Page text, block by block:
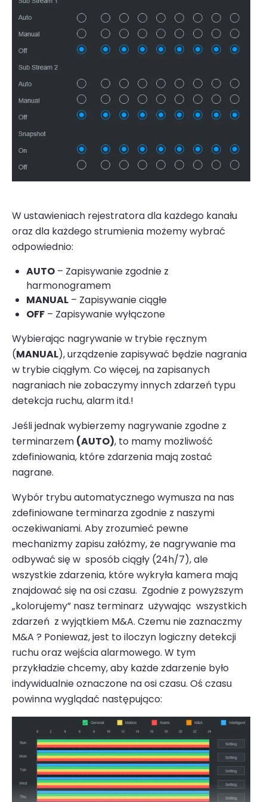
W ustawieniach rejestratora dla każdego kanału
oraz dla każdego strumienia możemy wybrać
odpowiednio:
AUTO – Zapisywanie zgodnie z
harmonogramem
MANUAL – Zapisywanie ciągłe
OFF – Zapisywanie wyłączone
Wybierając nagrywanie w trybie ręcznym
(MANUAL), urządzenie zapisywać będzie nagrania
w trybie ciągłym. Co więcej, na zapisanych
nagraniach nie zobaczymy innych zdarzeń typu
detekcja ruchu, alarm itd.!
Jeśli jednak wybierzemy nagrywanie zgodne z
terminarzem (AUTO), to mamy możliwość
zdefiniowania, które zdarzenia mają zostać
nagrane.
Wybór trybu automatycznego wymusza na nas
zdefiniowane terminarza zgodnie z naszymi
oczekiwaniami. Aby zrozumieć pewne
mechanizmy zapisu załóżmy, że nagrywanie ma
odbywać się w sposób ciągły (24h/7), ale
wszystkie zdarzenia, które wykryła kamera mają
znajdować się na osi czasu. Zgodnie z powyższym
„kolorujemy” nasz terminarz używając wszystkich
zdarzeń z wyjątkiem M&A. Czemu nie zaznaczmy
M&A ? Ponieważ, jest to iloczyn logiczny detekcji
ruchu oraz wejścia alarmowego. W tym
przykładzie chcemy, aby każde zdarzenie było
indywidualnie oznaczone na osi czasu. Oś czasu
powinna wyglądać następująco: